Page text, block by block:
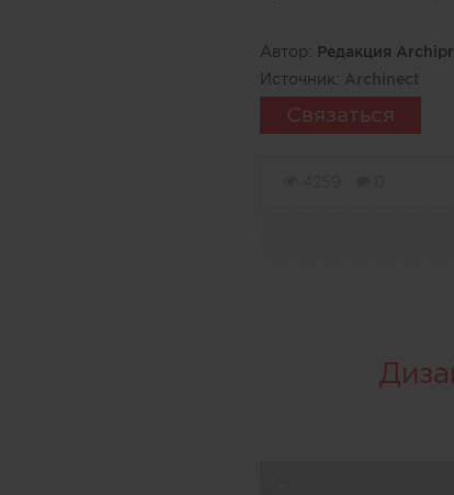
Автор: Редакция
Источник: Archinect
Связаться